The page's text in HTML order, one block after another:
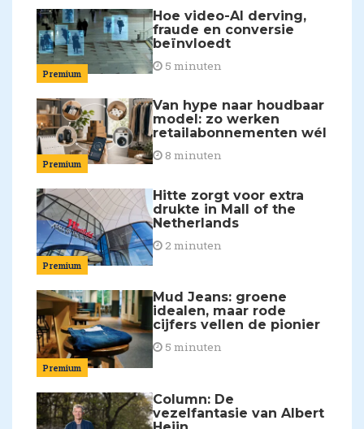
Premium
Hoe video-AI derving,
fraude en conversie
beïnvloedt
5 minuten
Premium
Van hype naar houdbaar
model: zo werken
retailabonnementen wél
8 minuten
Premium
Hitte zorgt voor extra
drukte in Mall of the
Netherlands
2 minuten
Premium
Mud Jeans: groene
idealen, maar rode
cijfers vellen de pionier
5 minuten
Column: De
vezelfantasie van Albert